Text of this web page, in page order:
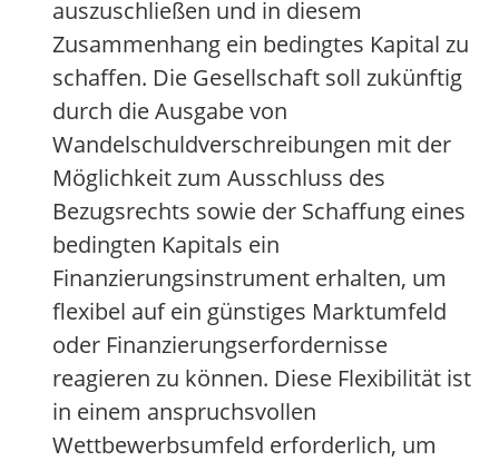
auszuschließen und in diesem
Zusammenhang ein bedingtes Kapital zu
schaffen. Die Gesellschaft soll zukünftig
durch die Ausgabe von
Wandelschuldverschreibungen mit der
Möglichkeit zum Ausschluss des
Bezugsrechts sowie der Schaffung eines
bedingten Kapitals ein
Finanzierungsinstrument erhalten, um
flexibel auf ein günstiges Marktumfeld
oder Finanzierungserfordernisse
reagieren zu können. Diese Flexibilität ist
in einem anspruchsvollen
Wettbewerbsumfeld erforderlich, um